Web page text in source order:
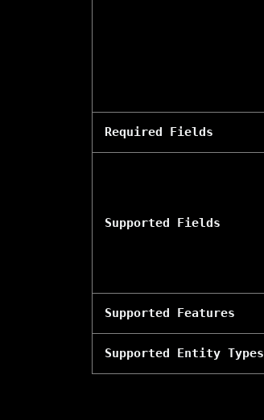
Required Fields
Supported Fields
Supported Features
Supported Entity Types